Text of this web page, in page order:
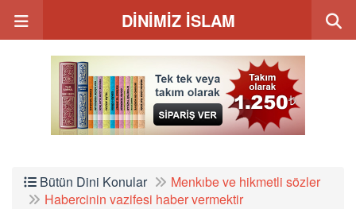
DİNİMİZ İSLAM
Bütün Dini Konular
Menkıbe ve hikmetli sözler
Habercinin vazifesi haber vermektir